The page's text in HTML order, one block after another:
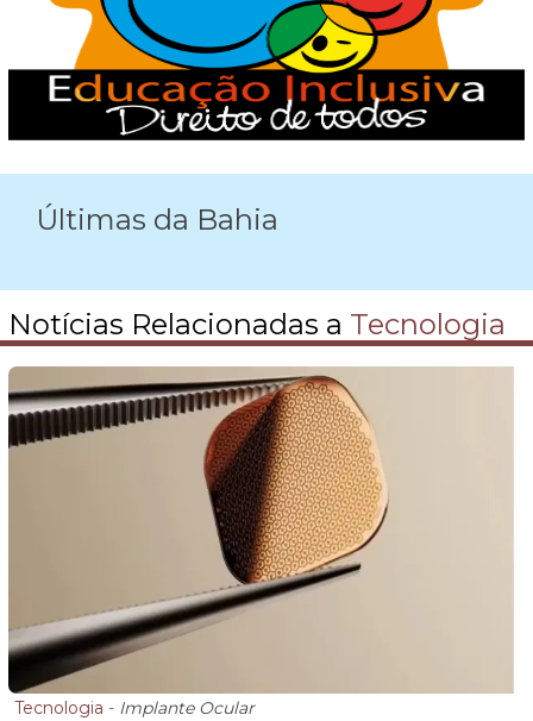
Últimas da Bahia
Notícias Relacionadas a Tecnologia
Tecnologia - Implante Ocular